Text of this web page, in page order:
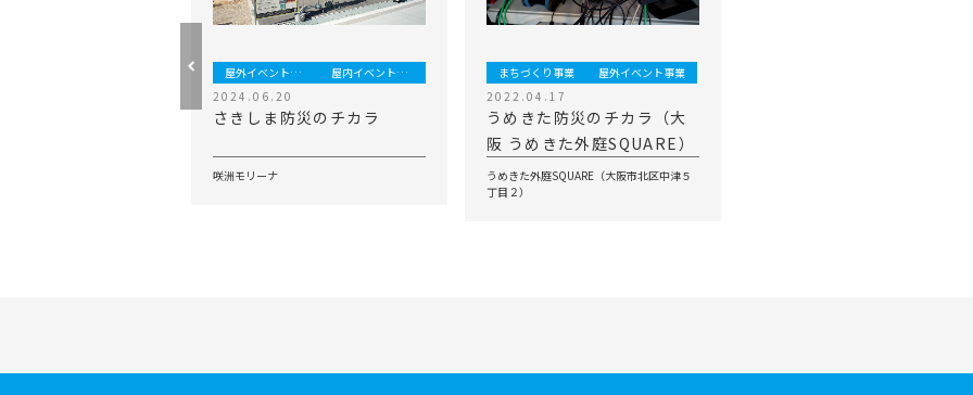
屋外イベント事業
屋内イベント事業
2024.06.20
さきしま防災のチカラ
咲洲モリーナ
まちづくり事業
屋外イベント事業
2022.04.17
うめきた防災のチカラ（大
阪 うめきた外庭SQUARE）
うめきた外庭SQUARE（大阪市北区中津５
丁目２）